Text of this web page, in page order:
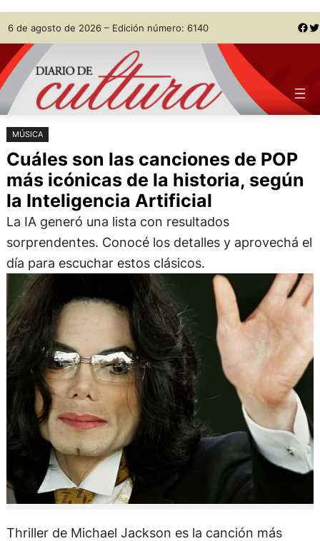
Saltar
al
contenido
Skip
to
content
6 de agosto de 2026 – Edición número: 6140 Facebook Twitter
MÚSICA
Cuáles son las canciones de POP
más icónicas de la historia, según
la Inteligencia Artificial
La IA generó una lista con resultados
sorprendentes. Conocé los detalles y aprovechá el
día para escuchar estos clásicos.
Thriller de Michael Jackson es la canción más